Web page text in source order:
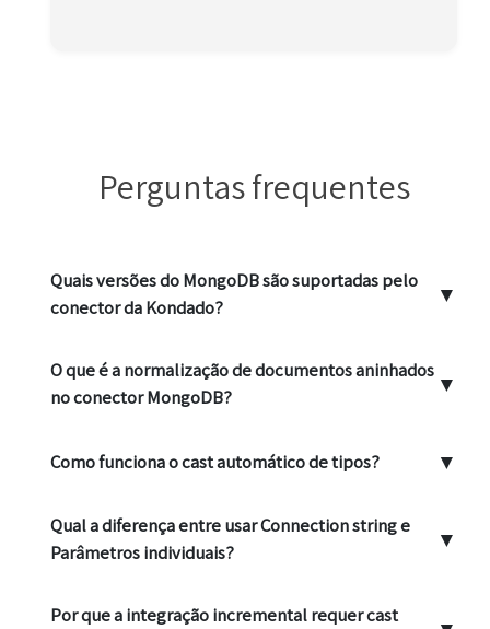
Perguntas frequentes
Quais versões do MongoDB são suportadas pelo
conector da Kondado?
▼
O que é a normalização de documentos aninhados
no conector MongoDB?
▼
Como funciona o cast automático de tipos? ▼
Qual a diferença entre usar Connection string e
Parâmetros individuais?
▼
Por que a integração incremental requer cast